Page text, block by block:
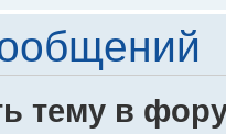
тему в